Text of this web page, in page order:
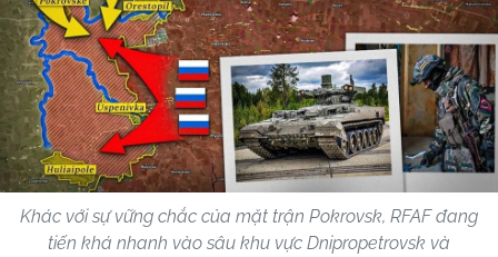
Khác với sự vững chắc của mặt trận Pokrovsk, RFAF đang
tiến khá nhanh vào sâu khu vực Dnipropetrovsk và